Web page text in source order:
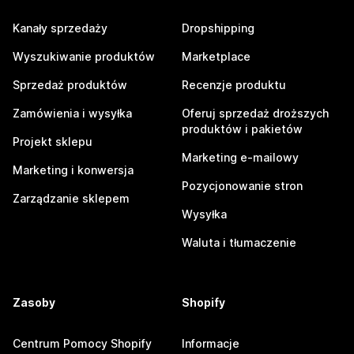
Kanały sprzedaży
Wyszukiwanie produktów
Sprzedaż produktów
Zamówienia i wysyłka
Projekt sklepu
Marketing i konwersja
Zarządzanie sklepem
Dropshipping
Marketplace
Recenzje produktu
Oferuj sprzedaż droższych
produktów i pakietów
Marketing e-mailowy
Pozycjonowanie stron
Wysyłka
Waluta i tłumaczenie
Zasoby
Centrum Pomocy Shopify
Shopify
Informacje